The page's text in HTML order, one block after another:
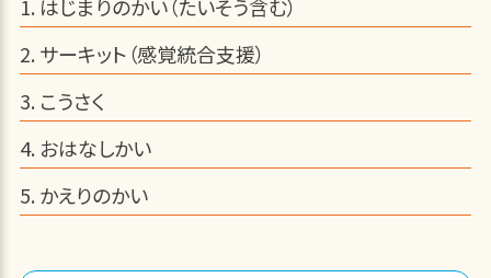
はじまりのかい（たいそう含む）
サーキット（感覚統合支援）
こうさく
おはなしかい
かえりのかい